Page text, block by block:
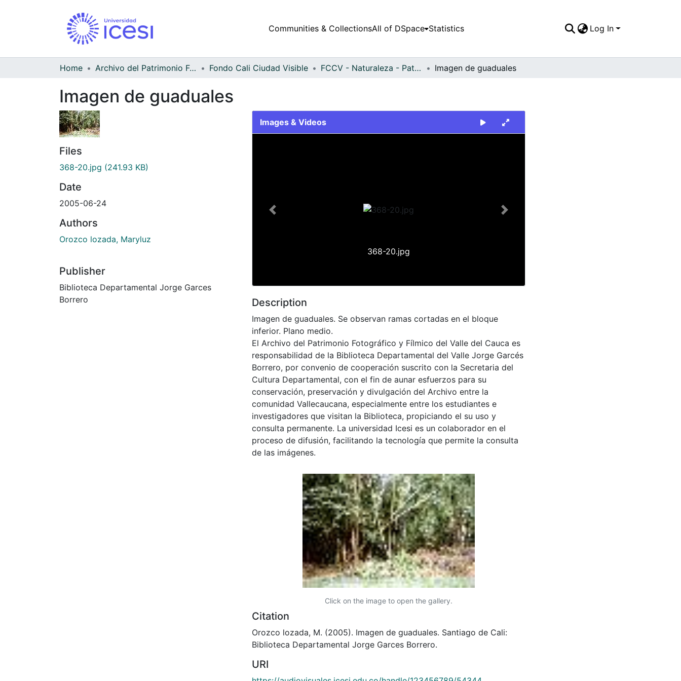
Communities & CollectionsAll of DSpace Statistics Log In
Home Archivo del Patrimonio Fotográfico y Fílmico del Valle del Cauca Fondo Cali Ciudad Visible FCCV - Naturaleza - Patrimonial Imagen de guaduales
Imagen de guaduales
Files
368-20.jpg (241.93 KB)
Date
2005-06-24
Authors
Orozco lozada, Maryluz
Publisher
Biblioteca Departamental Jorge Garces
Borrero
Images & Videos
368-20.jpg
Previous Next
Description
Imagen de guaduales. Se observan ramas cortadas en el bloque
inferior. Plano medio.
El Archivo del Patrimonio Fotográfico y Fílmico del Valle del Cauca es
responsabilidad de la Biblioteca Departamental del Valle Jorge Garcés
Borrero, por convenio de cooperación suscrito con la Secretaria del
Cultura Departamental, con el fin de aunar esfuerzos para su
conservación, preservación y divulgación del Archivo entre la
comunidad Vallecaucana, especialmente entre los estudiantes e
investigadores que visitan la Biblioteca, propiciando el su uso y
consulta permanente. La universidad Icesi es un colaborador en el
proceso de difusión, facilitando la tecnología que permite la consulta
de las imágenes.
Click on the image to open the gallery.
Citation
Orozco lozada, M. (2005). Imagen de guaduales. Santiago de Cali:
Biblioteca Departamental Jorge Garces Borrero.
URI